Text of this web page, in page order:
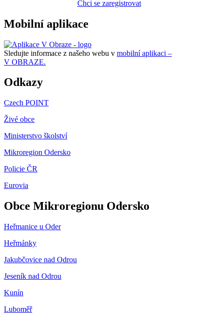
Chci se zaregistrovat
Mobilní aplikace
Sledujte informace z našeho webu v mobilní aplikaci –
V OBRAZE.
Odkazy
Czech POINT
Živé obce
Ministerstvo školství
Mikroregion Odersko
Policie ČR
Eurovia
Obce Mikroregionu Odersko
Heřmanice u Oder
Heřmánky
Jakubčovice nad Odrou
Jeseník nad Odrou
Kunín
Luboměř